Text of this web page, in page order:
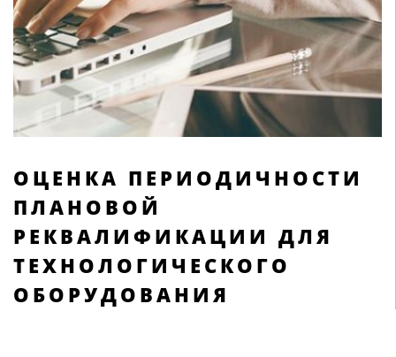
ОЦЕНКА ПЕРИОДИЧНОСТИ
ПЛАНОВОЙ
РЕКВАЛИФИКАЦИИ ДЛЯ
ТЕХНОЛОГИЧЕСКОГО
ОБОРУДОВАНИЯ